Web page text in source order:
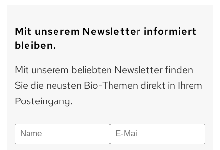
Mit unserem Newsletter informiert
bleiben.
Mit unserem beliebten Newsletter finden
Sie die neusten Bio-Themen direkt in Ihrem
Posteingang.